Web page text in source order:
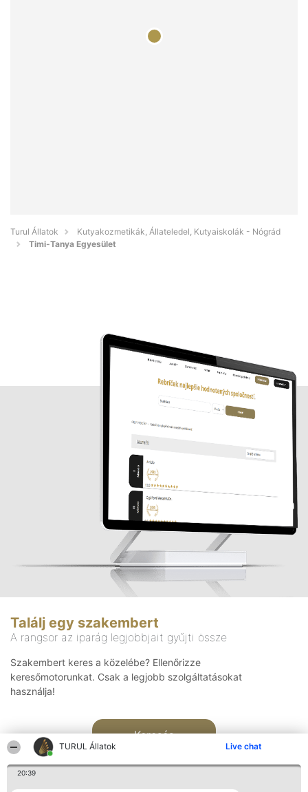
TURUL Állatok Live chat
20:39
Turul Állatok
Kutyakozmetikák, Állateledel, Kutyaiskolák - Nógrád
Timi-Tanya Egyesület
Találj egy szakembert
A rangsor az iparág legjobbjait gyűjti össze
Szakembert keres a közelébe? Ellenőrizze
keresőmotorunkat. Csak a legjobb szolgáltatásokat
használja!
Keresés